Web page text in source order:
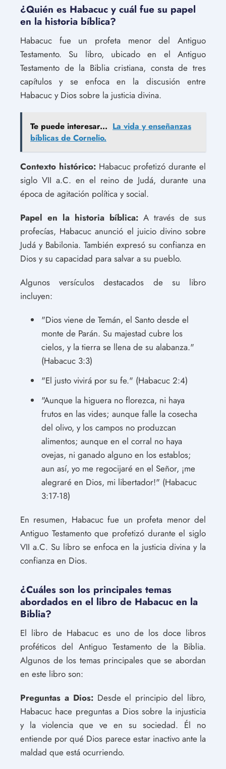
¿Quién es Habacuc y cuál fue su papel
en la historia bíblica?
Habacuc fue un profeta menor del Antiguo
Testamento. Su libro, ubicado en el Antiguo
Testamento de la Biblia cristiana, consta de tres
capítulos y se enfoca en la discusión entre
Habacuc y Dios sobre la justicia divina.
Te puede interesar... La vida y enseñanzas
bíblicas de Cornelio.
Contexto histórico:Habacuc profetizó durante el
siglo VII a.C. en el reino de Judá, durante una
época de agitación política y social.
Papel en la historia bíblica: A través de sus
profecías, Habacuc anunció el juicio divino sobre
Judá y Babilonia. También expresó su confianza en
Dios y su capacidad para salvar a su pueblo.
Algunos versículos destacados de su libro
incluyen:
"Dios viene de Temán, el Santo desde el
monte de Parán. Su majestad cubre los
cielos, y la tierra se llena de su alabanza."
(Habacuc 3:3)
"El justo vivirá por su fe." (Habacuc 2:4)
"Aunque la higuera no florezca, ni haya
frutos en las vides; aunque falle la cosecha
del olivo, y los campos no produzcan
alimentos; aunque en el corral no haya
ovejas, ni ganado alguno en los establos;
aun así, yo me regocijaré en el Señor, ¡me
alegraré en Dios, mi libertador!" (Habacuc
3:17-18)
En resumen, Habacuc fue un profeta menor del
Antiguo Testamento que profetizó durante el siglo
VII a.C. Su libro se enfoca en la justicia divina y la
confianza en Dios.
¿Cuáles son los principales temas
abordados en el libro de Habacuc en la
Biblia?
El libro de Habacuc es uno de los doce libros
proféticos del Antiguo Testamento de la Biblia.
Algunos de los temas principales que se abordan
en este libro son:
Preguntas a Dios:Desde el principio del libro,
Habacuc hace preguntas a Dios sobre la injusticia
y la violencia que ve en su sociedad. Él no
entiende por qué Dios parece estar inactivo ante la
maldad que está ocurriendo.